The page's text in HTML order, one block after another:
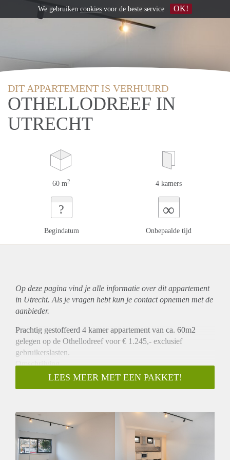
DIT APPARTEMENT IS VERHUURD
OTHELLODREEF IN
UTRECHT
60 m2 4 kamers
?
Begindatum
∞
Onbepaalde tijd
Op deze pagina vind je alle informatie over ditappartement
in Utrecht. Als je vragen hebt kun je contact opnemen met de
aanbieder.
Prachtig gestoffeerd 4 kamer appartement van ca. 60m2
gelegen op de Othellodreef voor € 1.245,- exclusief
gebruikerslasten.
Omschrijving
Er worden 8 prachtige appartement gerealiseerd op de
Othellodreef. Dit appartement heeft twee slaapkamer, een
laminaatvloeren, raambekleding, moderne verlichting en strak
afgewerkte badkamer. Tevens is er een algemene fietsen
berging beschikbaar exclusief voor de bewoners van dit
complex. De appartementen zijn voorzien van zonnepanelen
LEES MEER MET EEN PAKKET!
We gebruiken cookies voor de beste service OK!